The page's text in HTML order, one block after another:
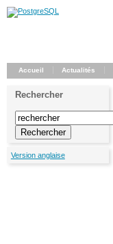
Accueil Actualités
Rechercher
Version anglaise